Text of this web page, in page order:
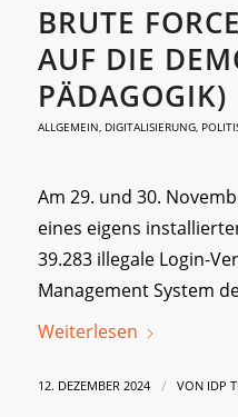
BRUTE
AUF DIE
PÄDAGOGIK)
ALLGEMEIN DIGITALISIERUNG,
Am 29. und 30.
eines eigens
39.283 illegale Login-
Management System
Weiterlesen
12. DEZEMBER 2024 / VON IDP